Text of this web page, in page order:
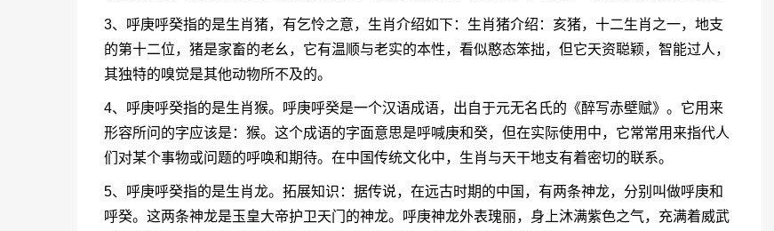
3、呼庚呼癸指的是生肖猪，有乞怜之意，生肖介绍如下：生肖猪介绍：亥猪，十二生肖之一，地支
的第十二位，猪是家畜的老幺，它有温顺与老实的本性，看似憨态笨拙，但它天资聪颖，智能过人，
其独特的嗅觉是其他动物所不及的。
4、呼庚呼癸指的是生肖猴。呼庚呼癸是一个汉语成语，出自于元无名氏的《醉写赤壁赋》。它用来
形容所问的字应该是：猴。这个成语的字面意思是呼喊庚和癸，但在实际使用中，它常常用来指代人
们对某个事物或问题的呼唤和期待。在中国传统文化中，生肖与天干地支有着密切的联系。
5、呼庚呼癸指的是生肖龙。拓展知识：据传说，在远古时期的中国，有两条神龙，分别叫做呼庚和
呼癸。这两条神龙是玉皇大帝护卫天门的神龙。呼庚神龙外表瑰丽，身上沐满紫色之气，充满着威武